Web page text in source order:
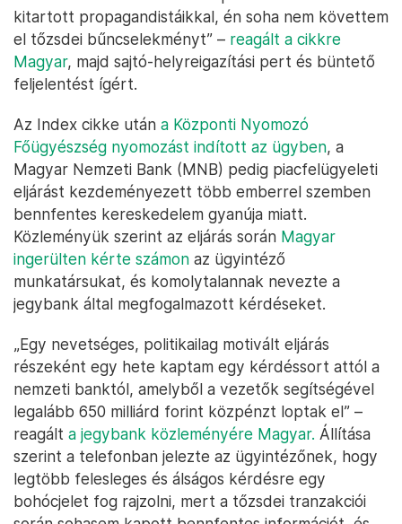
kitartott propagandistáikkal, én soha nem követtem
el tőzsdei bűncselekményt” – reagált a cikkre
Magyar, majd sajtó-helyreigazítási pert és büntető
feljelentést ígért.
Az Index cikke után a Központi Nyomozó
Főügyészség nyomozást indított az ügyben, a
Magyar Nemzeti Bank (MNB) pedig piacfelügyeleti
eljárást kezdeményezett több emberrel szemben
bennfentes kereskedelem gyanúja miatt.
Közleményük szerint az eljárás során Magyar
ingerülten kérte számon az ügyintéző
munkatársukat, és komolytalannak nevezte a
jegybank által megfogalmazott kérdéseket.
„Egy nevetséges, politikailag motivált eljárás
részeként egy hete kaptam egy kérdéssort attól a
nemzeti banktól, amelyből a vezetők segítségével
legalább 650 milliárd forint közpénzt loptak el” –
reagált a jegybank közleményére Magyar. Állítása
szerint a telefonban jelezte az ügyintézőnek, hogy
legtöbb felesleges és álságos kérdésre egy
bohócjelet fog rajzolni, mert a tőzsdei tranzakciói